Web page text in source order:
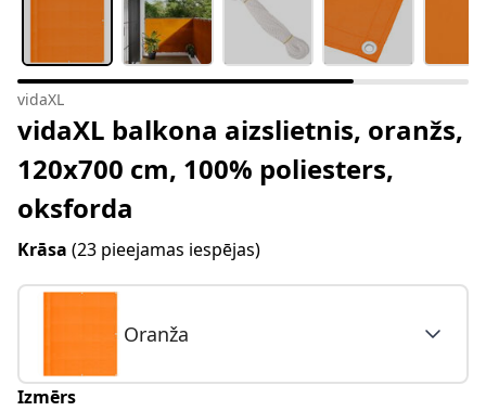
vidaXL
vidaXL balkona aizslietnis, oranžs,
120x700 cm, 100% poliesters,
oksforda
Krāsa (23 pieejamas iespējas)
Oranža
Izmērs